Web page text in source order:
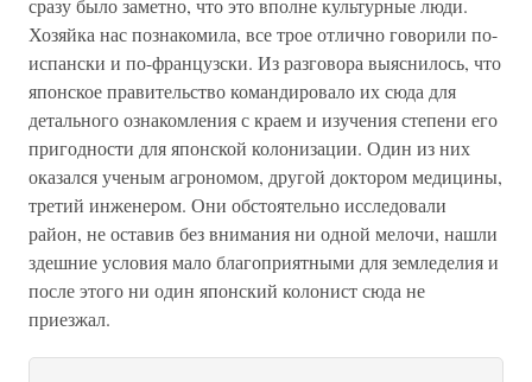
сразу было заметно, что это вполне культурные люди.
Хозяйка нас познакомила, все трое отлично говорили по-
испански и по-французски. Из разговора выяснилось, что
японское правительство командировало их сюда для
детального ознакомления с краем и изучения степени его
пригодности для японской колонизации. Один из них
оказался ученым агрономом, другой доктором медицины,
третий инженером. Они обстоятельно исследовали
район, не оставив без внимания ни одной мелочи, нашли
здешние условия мало благоприятными для земледелия и
после этого ни один японский колонист сюда не
приезжал.